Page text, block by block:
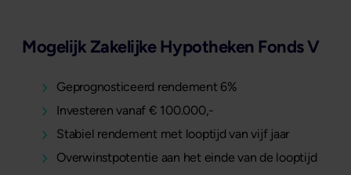
Mogelijk Zakelijke Hypotheken Fonds V
Geprognosticeerd rendement 6%
Investeren vanaf € 100.000,-
Stabiel rendement met looptijd van vijf jaar
Overwinstpotentie aan het einde van de looptijd